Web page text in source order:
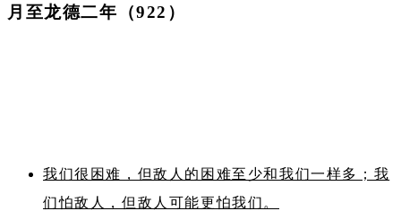
月至龙德二年（922）
我们很困难，但敌人的困难至少和我们一样多；我
们怕敌人，但敌人可能更怕我们。